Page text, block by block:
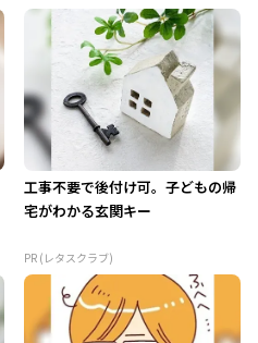
工事不要で後付け可。子どもの帰
宅がわかる玄関キー
PR (レタスクラブ)